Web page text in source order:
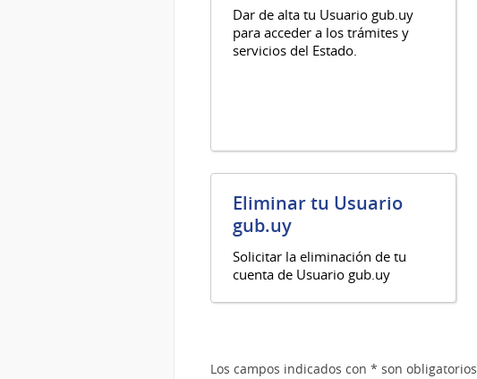
Dar de alta tu Usuario gub.uy
para acceder a los trámites y
servicios del Estado.
Eliminar tu Usuario
gub.uy
Solicitar la eliminación de tu
cuenta de Usuario gub.uy
Los campos indicados con * son obligatorios